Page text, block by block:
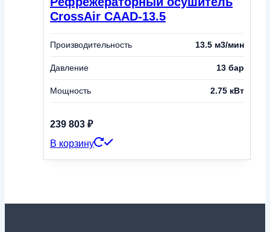
CrossAir CAAD-13.5
Производительность 13.5 м3/мин
Давление 13 бар
Мощность 2.75 кВт
239 803 ₽
В корзину